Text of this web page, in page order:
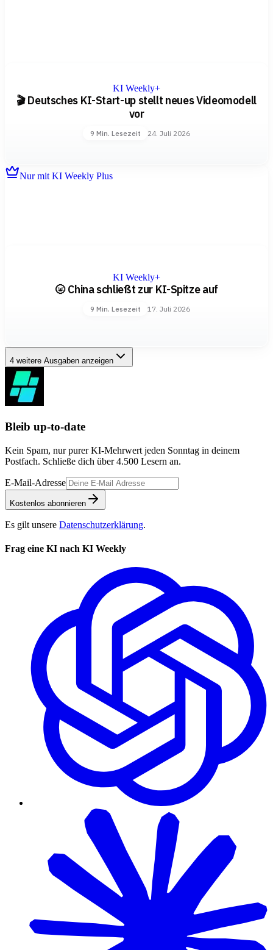
KI Weekly+
🎬 Deutsches KI-Start-up stellt neues Videomodell
vor
9 Min. Lesezeit 24. Juli 2026
Nur mit KI Weekly Plus
KI Weekly+
🌝 China schließt zur KI-Spitze auf
9 Min. Lesezeit 17. Juli 2026
4 weitere Ausgaben anzeigen
Bleib up-to-date
Kein Spam, nur purer KI-Mehrwert jeden Sonntag in deinem
Postfach. Schließe dich über4.500 Lesern an.
E-Mail-Adresse
Kostenlos abonnieren
Es gilt unsere Datenschutzerklärung.
Frag eine KI nach KI Weekly